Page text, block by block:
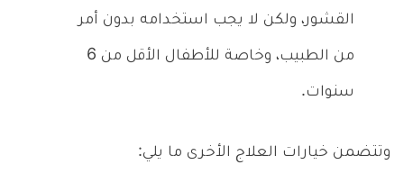
القشور، ولكن لا يجب استخدامه بدون أمر
من الطبيب، وخاصة للأطفال الأقل من 6
سنوات.
وتتضمن خيارات العلاج الأخرى ما يلي: